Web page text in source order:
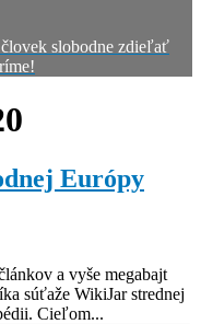
slobodne zdieľať
Európy
a vyše megabajt
súťaže WikiJar strednej
Cieľom...